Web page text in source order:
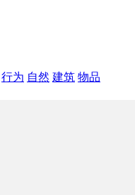
行为 自然 建筑 物品